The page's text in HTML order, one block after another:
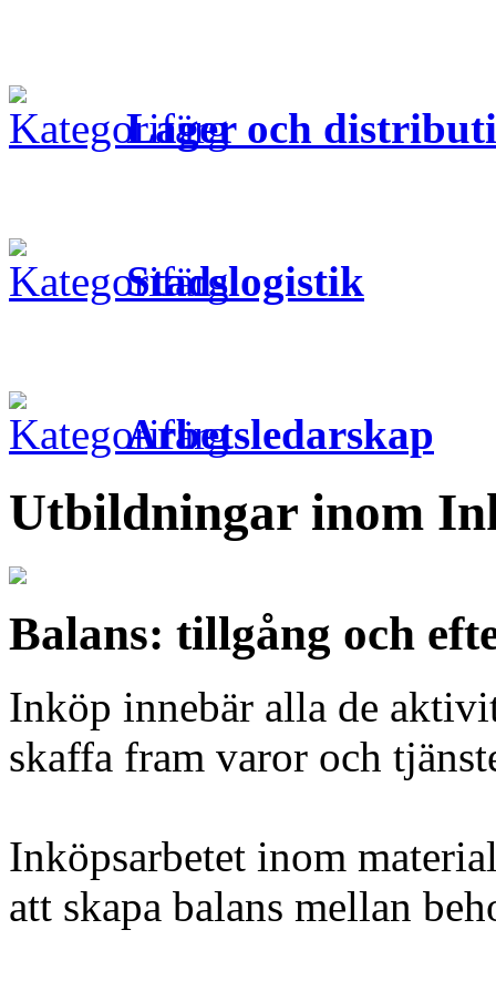
Lager och
Stadslogistik
Arbetsledarskap
Utbildningar inom
Balans: tillgång och
Inköp innebär alla de
skaffa fram varor och
Inköpsarbetet inom
att skapa balans mellan